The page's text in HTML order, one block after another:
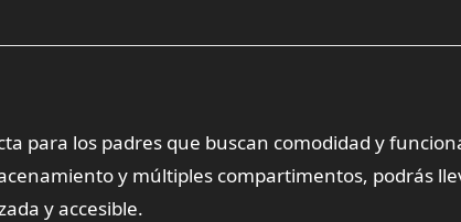
para los padres que buscan comodidad y
y múltiples compartimentos, podrás
y accesible.